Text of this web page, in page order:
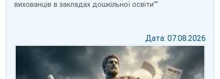
вихованців в закладах дошкільної освіти""
Дата: 07.08.2026